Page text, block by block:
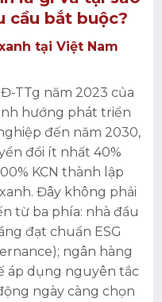
cầu bắt buộc?
tại Việt Nam
TTg năm 2023 của
hướng phát triển
đến năm 2030,
đổi ít nhất 40%
KCN thành lập
Đây không phải
từ ba phía: nhà đầu
đạt chuẩn ESG
ngân hàng
áp dụng nguyên tắc
ngày càng chọn